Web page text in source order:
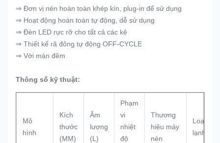
⇒ Đơn vị nén hoàn toàn khép kín, plug-in để sử dụng
⇒ Hoạt động hoàn toàn tự động, dễ sử dụng
⇒ Đèn LED rực rỡ cho tất cả các kệ
⇒ Thiết kế rã đông tự động OFF-CYCLE
⇒ Với màn đêm
Thông số kỹ thuật:
Mô
hình
Kích
thước
(MM)
Âm
lượng
(L)
Phạm
vi
nhiệt
độ
Thương
hiệu máy
nén
Loại
lạnh